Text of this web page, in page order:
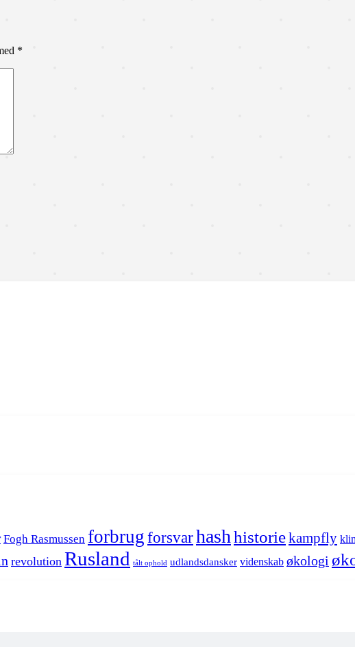
*
Fogh Rasmussen forbrugforsvarhash historiekampfly
revolution Rusland tålt ophold udlandsdansker videnskab økologi